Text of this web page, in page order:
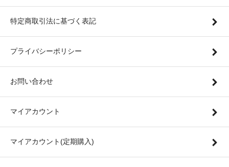
特定商取引法に基づく表記
プライバシーポリシー
お問い合わせ
マイアカウント
マイアカウント(定期購入)